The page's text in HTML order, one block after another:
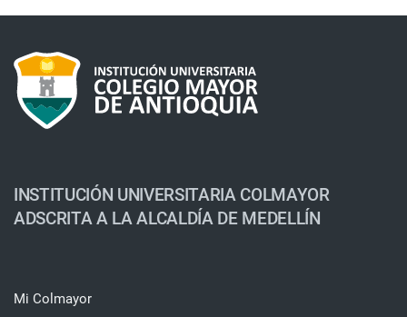
INSTITUCIÓN UNIVERSITARIA COLMAYOR
ADSCRITA A LA ALCALDÍA DE MEDELLÍN
Mi Colmayor